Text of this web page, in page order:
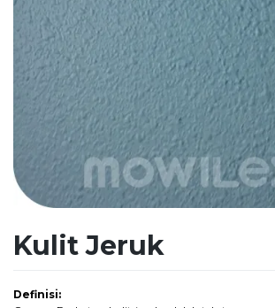
Kulit Jeruk
Definisi: